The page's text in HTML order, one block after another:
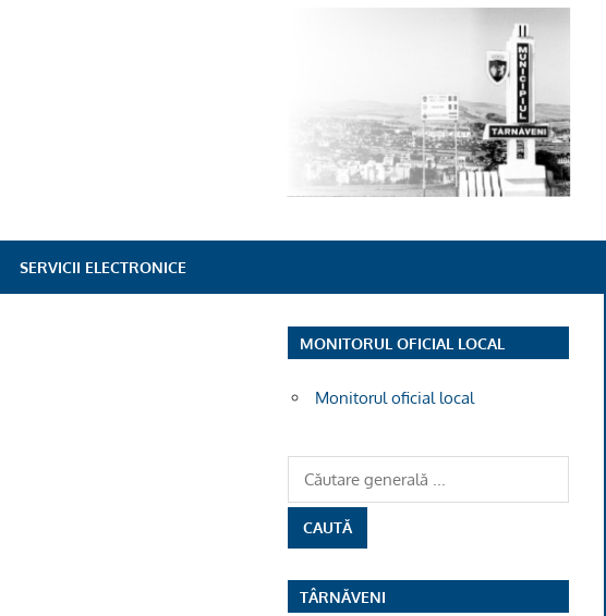
SERVICII ELECTRONICE
MONITORUL OFICIAL LOCAL
Monitorul oficial local
TÂRNĂVENI